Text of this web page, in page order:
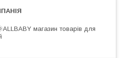
магазин товарів для